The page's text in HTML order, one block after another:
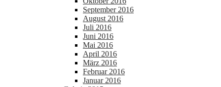
September 2016
August 2016
Juli 2016
Juni 2016
Mai 2016
April 2016
März 2016
Februar 2016
Januar 2016